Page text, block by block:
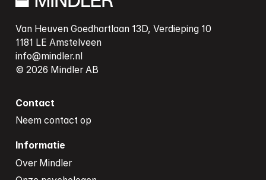
Van Heuven Goedhartlaan 13D, Verdieping 10
1181 LE Amstelveen
info@mindler.nl
Contact
Neem contact op
Informatie
Over Mindler